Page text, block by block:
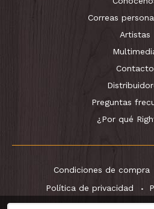
Correas
Artistas
Contacto
Preguntas
¿Por qué
Condiciones de compra
Política de privacidad